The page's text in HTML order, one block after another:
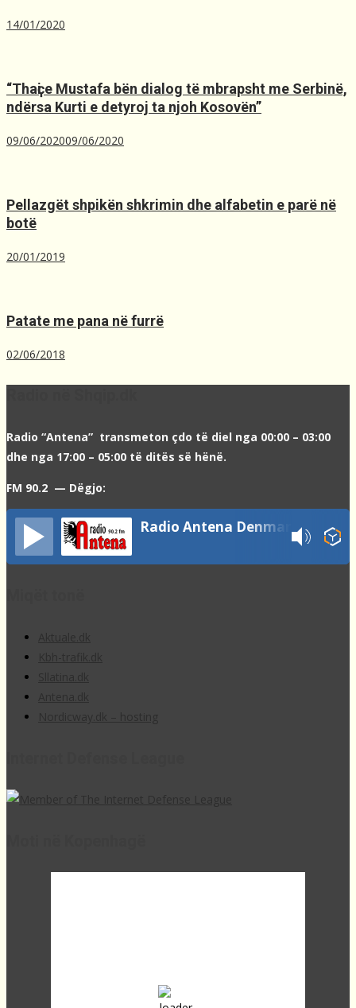
14/01/2020
“Thaҫi e Mustafa bën dialog të mbrapsht me Serbinë,
ndërsa Kurti e detyroj ta njoh Kosovën”
09/06/202009/06/2020
Pellazgët shpikën shkrimin dhe alfabetin e parë në
botë
20/01/2019
Patate me pana në furrë
02/06/2018
Radio “Antena” transmeton çdo të diel nga 00:00 – 03:00
dhe nga 17:00 – 05:00 të ditës së hënë.
FM 90.2 — Dëgjo:
Radio Antena Denmark
56 %
1017 mb